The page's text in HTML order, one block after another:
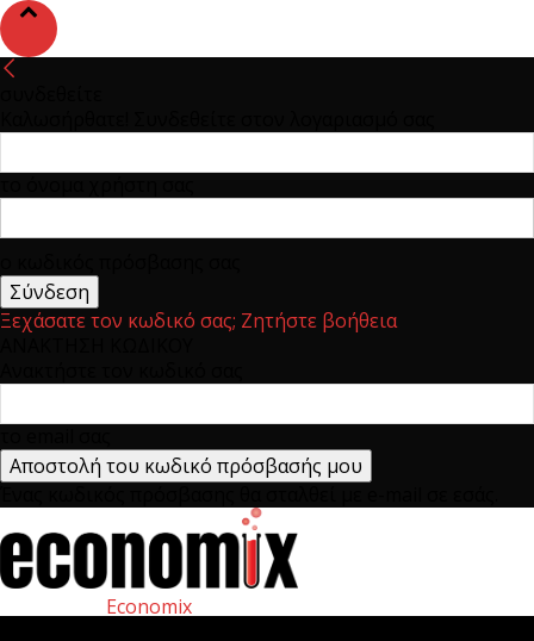
Ξεχάσατε τον κωδικό σας; Ζητήστε βοήθεια
Economix